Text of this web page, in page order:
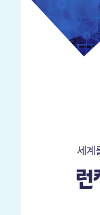
세계
런